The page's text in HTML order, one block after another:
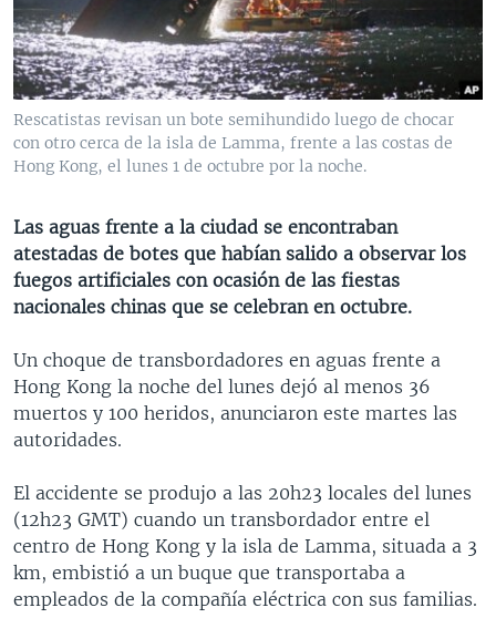
VENEZUELA
BRASIL
NICARAGUA
ECONOMÍA
ENTRETENIMIENTO Y CULTURA
TECNOLOGÍA
DEPORTES
CIENCIA Y SALUD
MULTIMEDIA
VIDEOS
FOTOGRAFÍA
AUDIOS
PROGRAMAS TV
EL MUNDO AL DÍA
FORO INTERAMERICANO
VISIÓN 360
LAS CLAVES
PANORAMA
RADIO
AVANCE INFORMATIVO
AUDIONOTICIAS
BUENOS DÍAS AMÉRICA
ESTADOS UNIDOS AL DÍA
EL MUNDO AL DÍA [RADIO]
DEPORTIVO INTERNACIONAL
NOTA ECONÓMICA
DIRECT
DOCUMENTALES DE LA VOA
Learning English
SÍGANOS
Idiomas
Rescatistas revisan un bote semihundido luego de chocar
con otro cerca de la isla de Lamma, frente a las costas de
Hong Kong, el lunes 1 de octubre por la noche.
Las aguas frente a la ciudad se encontraban
atestadas de botes que habían salido a observar los
fuegos artificiales con ocasión de las fiestas
nacionales chinas que se celebran en octubre.
Un choque de transbordadores en aguas frente a
Hong Kong la noche del lunes dejó al menos 36
muertos y 100 heridos, anunciaron este martes las
autoridades.
El accidente se produjo a las 20h23 locales del lunes
(12h23 GMT) cuando un transbordador entre el
centro de Hong Kong y la isla de Lamma, situada a 3
km, embistió a un buque que transportaba a
empleados de la compañía eléctrica con sus familias.